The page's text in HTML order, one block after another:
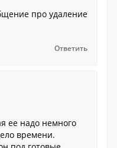
про удаление
Ответить
ее надо немного
времени.